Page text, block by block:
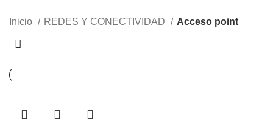
Inicio REDES Y CONECTIVIDAD Acceso point